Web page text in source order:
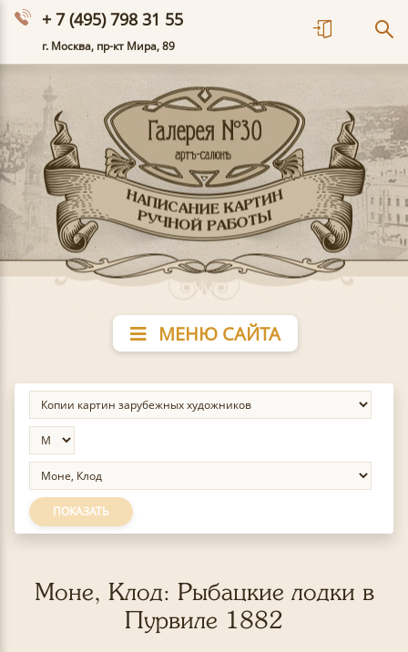
+ 7 (495) 798 31 55
г. Москва, пр-кт Мира, 89
МЕНЮ САЙТА
ПОКАЗАТЬ
Моне, Клод: Рыбацкие лодки в
Пурвиле 1882